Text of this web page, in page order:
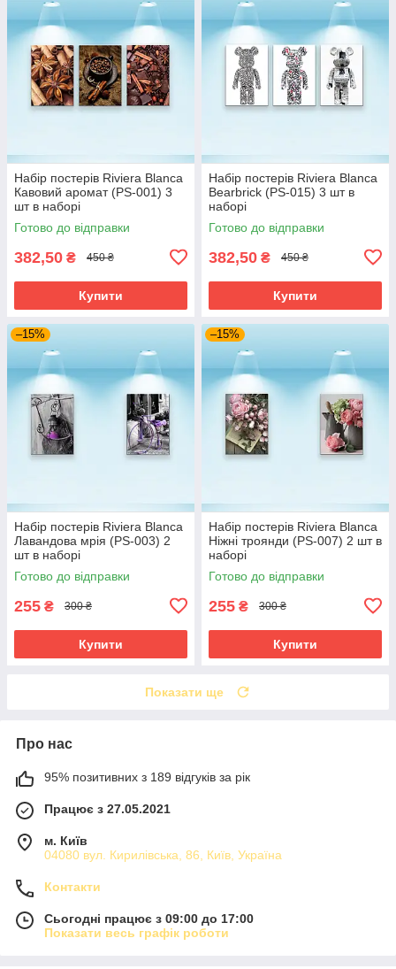
Набір постерів Riviera Blanca
Кавовий аромат (PS-001) 3
шт в наборі
Готово до відправки
382,50 ₴ 450 ₴
Купити
Набір постерів Riviera Blanca
Bearbrick (PS-015) 3 шт в
наборі
Готово до відправки
382,50 ₴ 450 ₴
Купити
–15%
Набір постерів Riviera Blanca
Лавандова мрія (PS-003) 2
шт в наборі
Готово до відправки
255 ₴ 300 ₴
Купити
–15%
Набір постерів Riviera Blanca
Ніжні троянди (PS-007) 2 шт в
наборі
Готово до відправки
255 ₴ 300 ₴
Купити
Показати ще
Про нас
95% позитивних з 189 відгуків за рік
Працює з 27.05.2021
м. Київ
04080 вул. Кирилівська, 86, Київ, Україна
Контакти
Сьогодні працює з 09:00 до 17:00
Показати весь графік роботи